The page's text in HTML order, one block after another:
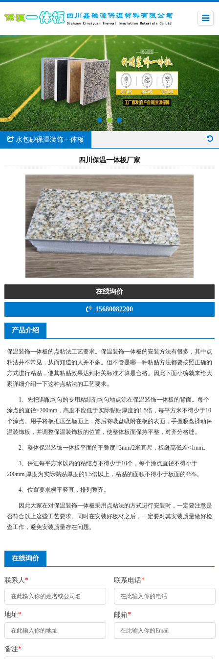
水包砂保温装饰一体板
四川保温一体板厂家
在线询价
15680082200
产品介绍
保温装饰一体板的点粘法工艺要求。保温装饰一体板的安装方法有很多，其中点
粘法并不常见，从而知道的人并不多。但不管是哪一种粘贴方法都要按照正确的
方式进行粘贴，使其粘贴效果达到相关标准才算是合格。因此下面小编就来给大
家详细介绍一下这种点粘法的工艺要求。
1、先把调配均匀的专用粘结剂均匀地点涂在保温装饰一体板的背面。每个
涂点的直径>200mm，高度不应低于实际黏贴厚度的1.5倍，每平方米不得少于10
个涂点。用手将板推压至墙面上，然后将吸盘吸附在板的表面，手握吸盘揉动保
温装饰板，并调整保温装饰板的位置，使整体板面保持平整，对齐分格缝。
2、整体保温装饰一体板平面的平整度<3mm/2米直尺，板缝高低差<1mm。
3、保证每平方米以内的粘结点不得少于10个，每个涂点直径不得小于
200mm,厚度为实际黏贴厚度的1.5倍以上，粘贴的面积不得小于板面的45%。
4、位置要求横平竖直，排列整齐。
因此大家在对保温装饰一体板采用点粘法的方式进行安装时，一定要注意是
否符合以上这些工艺要求。同时在安装好板材之后，一定要对其安装质量做好检
查工作，避免安装质量存在问题。
在线询价
联系人* 联系电话*
地址* 邮箱*
备注*